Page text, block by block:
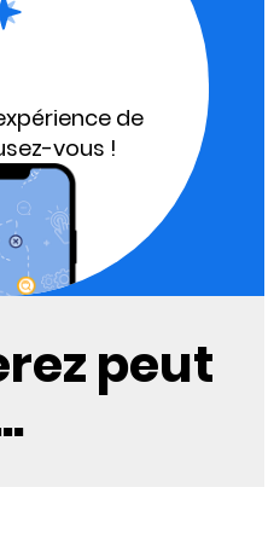
de
vous !
peut